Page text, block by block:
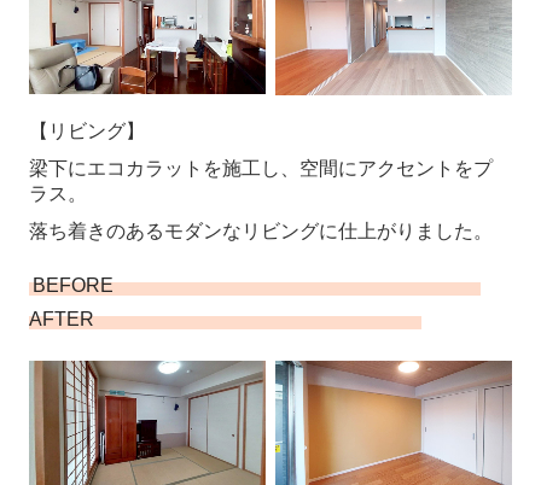
【リビング】
梁下にエコカラットを施工し、空間にアクセントをプ
ラス。
落ち着きのあるモダンなリビングに仕上がりました。
BEFORE
AFTER